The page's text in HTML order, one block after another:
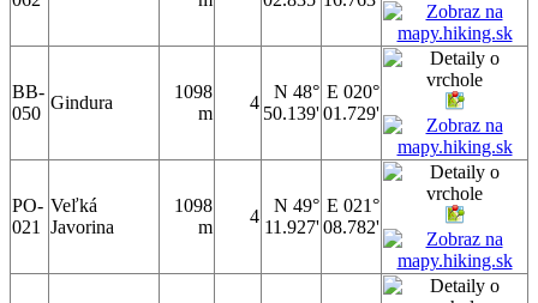
BB-
050
Gindura
1098
m
4
N 48°
50.139'
E 020°
01.729'
PO-
021
Veľká
Javorina
1098
m
4
N 49°
11.927'
E 021°
08.782'